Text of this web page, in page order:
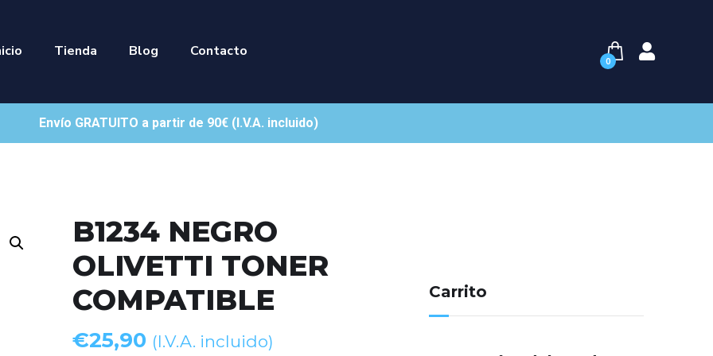
Tienda Blog Contacto
0
Envío GRATUITO a partir de 90€ (I.V.A. incluido)
B1234 NEGRO
OLIVETTI TONER
COMPATIBLE
€25,90 (I.V.A. incluido)
Carrito